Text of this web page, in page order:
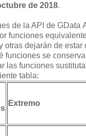
de 2018.
de la API de GData
funciones
otras dejarán de estar
funciones se
las funciones
tabla:
Extremo